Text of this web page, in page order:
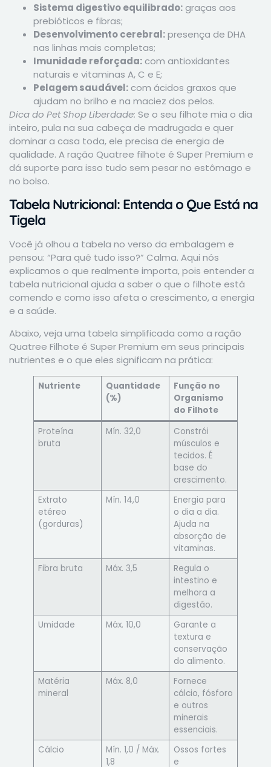
Sistema digestivo equilibrado: graças aos
prebióticos e fibras;
Desenvolvimento cerebral:presença de DHA
nas linhas mais completas;
Imunidade reforçada: com antioxidantes
naturais e vitaminas A, C e E;
Pelagem saudável: com ácidos graxos que
ajudam no brilho e na maciez dos pelos.
Dica do Pet Shop Liberdade: Se o seu filhote mia o dia
inteiro, pula na sua cabeça de madrugada e quer
dominar a casa toda, ele precisa de energia de
qualidade. A ração Quatree filhote é Super Premium e
dá suporte para isso tudo sem pesar no estômago e
no bolso.
Tabela Nutricional: Entenda o Que Está na
Tigela
Você já olhou a tabela no verso da embalagem e
pensou: “Para quê tudo isso?” Calma. Aqui nós
explicamos o que realmente importa, pois entender a
tabela nutricional ajuda a saber o que o filhote está
comendo e como isso afeta o crescimento, a energia
e a saúde.
Abaixo, veja uma tabela simplificada como a ração
Quatree Filhote é Super Premium em seus principais
nutrientes e o que eles significam na prática:
Nutriente
Quantidade
(%)
Função no
Organismo
do Filhote
Proteína
bruta
Mín. 32,0
Constrói
músculos e
tecidos. É
base do
crescimento.
Extrato
etéreo
(gorduras)
Mín. 14,0
Energia para
o dia a dia.
Ajuda na
absorção de
vitaminas.
Fibra bruta
Máx. 3,5
Regula o
intestino e
melhora a
digestão.
Umidade
Máx. 10,0
Garante a
textura e
conservação
do alimento.
Matéria
mineral
Máx. 8,0
Fornece
cálcio, fósforo
e outros
minerais
essenciais.
Cálcio
Mín. 1,0 / Máx.
1,8
Ossos fortes
e